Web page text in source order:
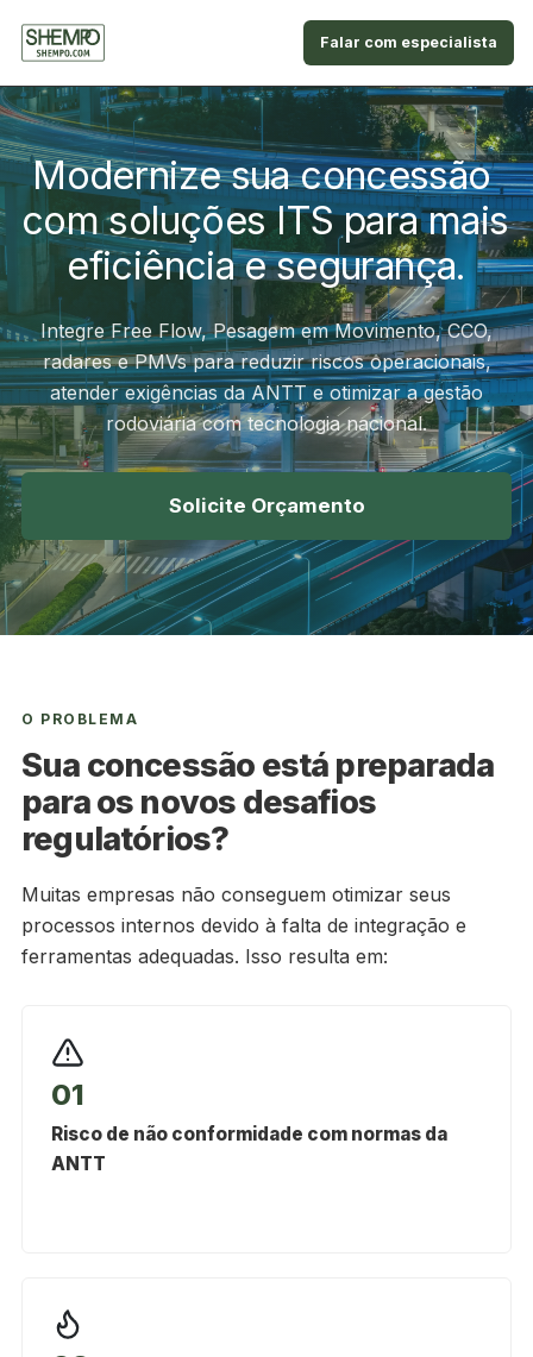
Falar com especialista
Modernize sua concessão
com soluções ITS para mais
eficiência e segurança.
Integre Free Flow, Pesagem em Movimento, CCO,
radares e PMVs para reduzir riscos operacionais,
atender exigências da ANTT e otimizar a gestão
rodoviária com tecnologia nacional.
Solicite Orçamento
O PROBLEMA
Sua concessão está preparada
para os novos desafios
regulatórios?
Muitas empresas não conseguem otimizar seus
processos internos devido à falta de integração e
ferramentas adequadas. Isso resulta em:
01
Risco de não conformidade com normas da
ANTT